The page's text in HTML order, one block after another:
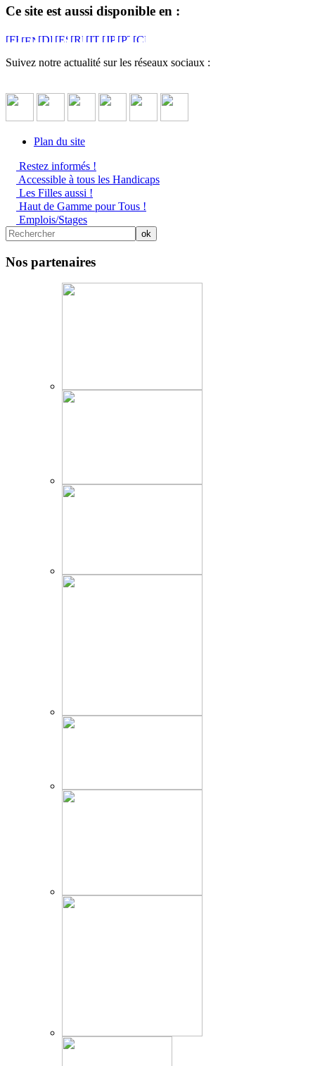
Ce site est aussi disponible en :
Suivez notre actualité sur les réseaux sociaux :
Plan du site
Restez informés !
Accessible à tous les Handicaps
Les Filles aussi !
Haut de Gamme pour Tous !
Emplois/Stages
Nos partenaires